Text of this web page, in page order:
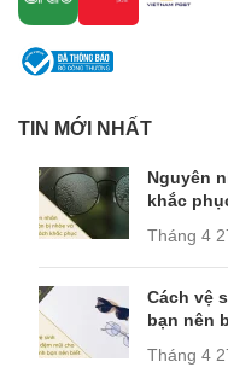
TIN MỚI NHẤT
Nguyên
khắc
Tháng 4
Cách vệ
bạn nên
Tháng 4